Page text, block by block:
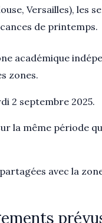
Versailles), les
de printemps.
académique
zones.
2 septembre 2025.
la même période
avec la